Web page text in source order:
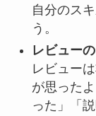
自分のス
う。
レビュー
レビュー
が思った
った」「